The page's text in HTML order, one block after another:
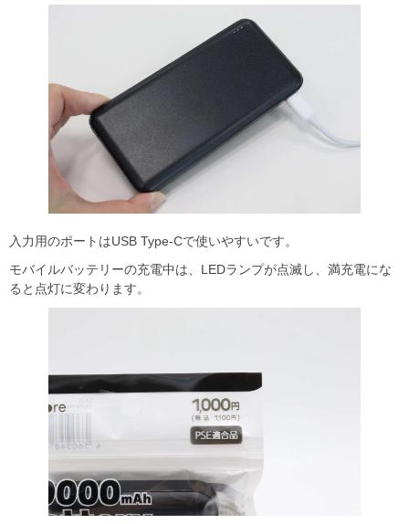
入力用のポートはUSB Type-Cで使いやすいです。
モバイルバッテリーの充電中は、LEDランプが点滅し、満充電にな
ると点灯に変わります。